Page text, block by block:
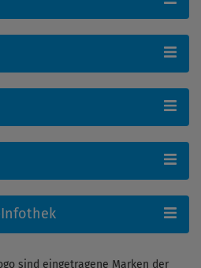
Infothek
sind eingetragene Marken der